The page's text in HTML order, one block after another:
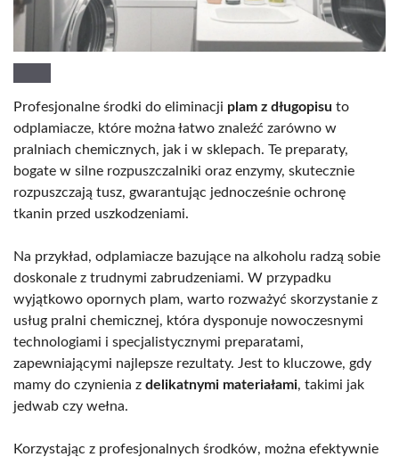
Profesjonalne środki do eliminacji plam z długopisu to
odplamiacze, które można łatwo znaleźć zarówno w
pralniach chemicznych, jak i w sklepach. Te preparaty,
bogate w silne rozpuszczalniki oraz enzymy, skutecznie
rozpuszczają tusz, gwarantując jednocześnie ochronę
tkanin przed uszkodzeniami.
Na przykład, odplamiacze bazujące na alkoholu radzą sobie
doskonale z trudnymi zabrudzeniami. W przypadku
wyjątkowo opornych plam, warto rozważyć skorzystanie z
usług pralni chemicznej, która dysponuje nowoczesnymi
technologiami i specjalistycznymi preparatami,
zapewniającymi najlepsze rezultaty. Jest to kluczowe, gdy
mamy do czynienia z delikatnymi materiałami, takimi jak
jedwab czy wełna.
Korzystając z profesjonalnych środków, można efektywnie